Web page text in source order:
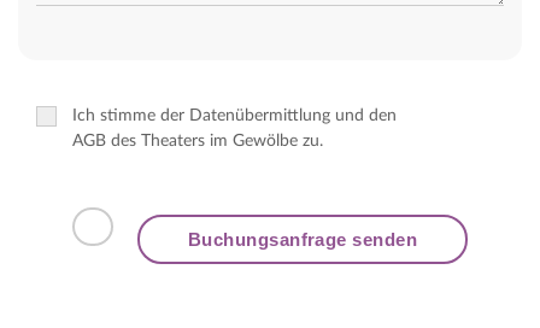
Ich stimme der Datenübermittlung und den
AGB des Theaters im Gewölbe zu.